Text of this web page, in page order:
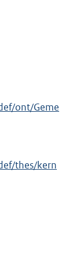
ont/Geme
thes/kern